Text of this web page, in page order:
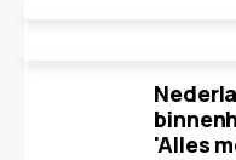
'Alles